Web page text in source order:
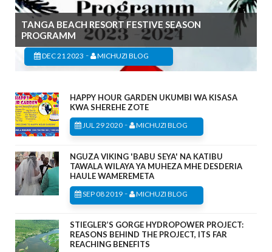
TANGA BEACH RESORT FESTIVE SEASON
PROGRAMM
DEC 21 2023 - MICHUZI BLOG
HAPPY HOUR GARDEN UKUMBI WA KISASA
KWA SHEREHE ZOTE
JUL 29 2020 - MICHUZI BLOG
NGUZA VIKING 'BABU SEYA' NA KATIBU
TAWALA WILAYA YA MUHEZA MHE DESDERIA
HAULE WAMEREMETA
SEP 08 2019 - MICHUZI BLOG
STIEGLER’S GORGE HYDROPOWER PROJECT:
REASONS BEHIND THE PROJECT, ITS FAR
REACHING BENEFITS